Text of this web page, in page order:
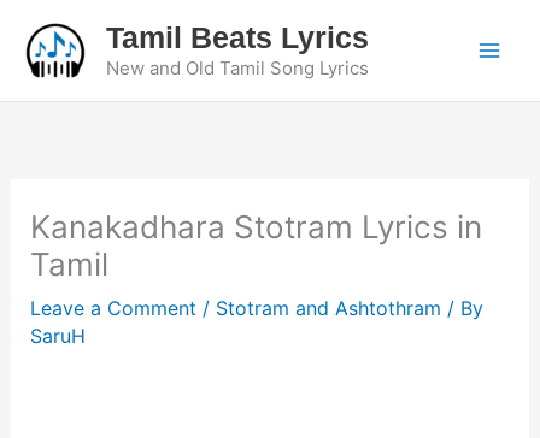
content
Tamil Beats Lyrics
New and Old Tamil Song Lyrics
Kanakadhara Stotram Lyrics in
Tamil
Leave a Comment / Stotram and Ashtothram / By
SaruH